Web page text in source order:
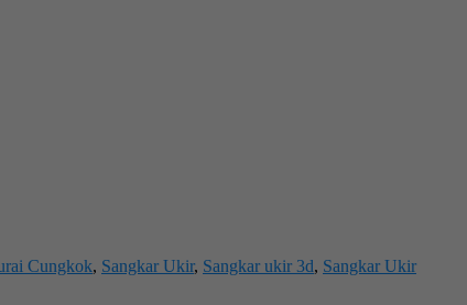
Cungkok, Sangkar Ukir, Sangkar ukir 3d, Sangkar Ukir